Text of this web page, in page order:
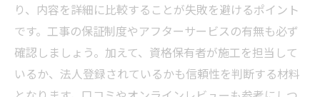
り、内容を詳細に比較することが失敗を避けるポイント
です。工事の保証制度やアフターサービスの有無も必ず
確認しましょう。加えて、資格保有者が施工を担当して
いるか、法人登録されているかも信頼性を判断する材料